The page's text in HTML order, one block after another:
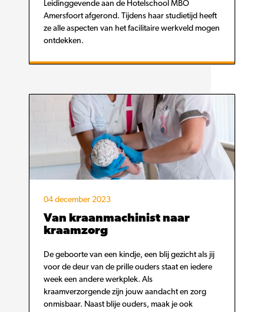
Leidinggevende aan de Hotelschool MBO
Amersfoort afgerond. Tijdens haar studietijd heeft
ze alle aspecten van het facilitaire werkveld mogen
ontdekken.
04 december 2023
Van kraanmachinist naar
kraamzorg
De geboorte van een kindje, een blij gezicht als jij
voor de deur van de prille ouders staat en iedere
week een andere werkplek. Als
kraamverzorgende zijn jouw aandacht en zorg
onmisbaar. Naast blije ouders, maak je ook